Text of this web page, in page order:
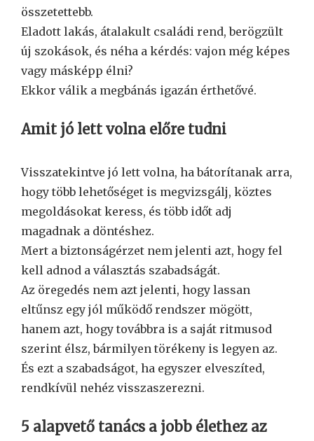
összetettebb.
Eladott lakás, átalakult családi rend, berögzült
új szokások, és néha a kérdés: vajon még képes
vagy másképp élni?
Ekkor válik a megbánás igazán érthetővé.
Amit jó lett volna előre tudni
Visszatekintve jó lett volna, ha bátorítanak arra,
hogy több lehetőséget is megvizsgálj, köztes
megoldásokat keress, és több időt adj
magadnak a döntéshez.
Mert a biztonságérzet nem jelenti azt, hogy fel
kell adnod a választás szabadságát.
Az öregedés nem azt jelenti, hogy lassan
eltűnsz egy jól működő rendszer mögött,
hanem azt, hogy továbbra is a saját ritmusod
szerint élsz, bármilyen törékeny is legyen az.
És ezt a szabadságot, ha egyszer elveszíted,
rendkívül nehéz visszaszerezni.
5 alapvető tanács a jobb élethez az